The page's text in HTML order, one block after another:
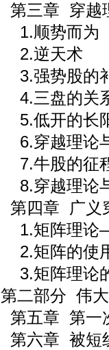
第三章 穿越
1.顺势而为
2.逆天术
3.强势股的
4.三盘的关
5.低开的长
6.穿越理论
7.牛股的征
8.穿越理论
第四章 广义
1.矩阵理论
2.矩阵的使
3.矩阵理论
第二部分 伟
第五章 第一
第六章 被短